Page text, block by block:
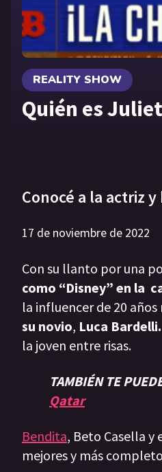
REALITY SHOW
Quién es
Conocé a la actriz
17 de noviembre de 2022
Con su llanto por una
como “Disney” en la
la influencer de 20 años
su novio, Luca Bardelli.
la joven entre risas.
TAMBIÉN TE
Qatar
Bendita, Beto Casella
mejores y más